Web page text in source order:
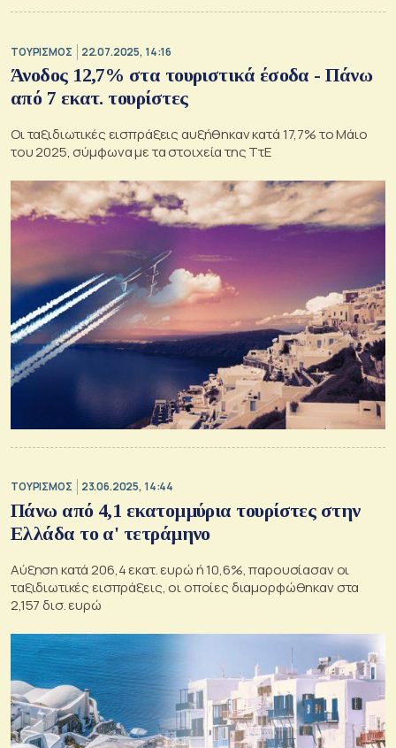
ΤΟΥΡΙΣΜΟΣ 22.07.2025, 14:16
Άνοδος 12,7% στα τουριστικά έσοδα - Πάνω
από 7 εκατ. τουρίστες
Oι ταξιδιωτικές εισπράξεις αυξήθηκαν κατά 17,7% το Μάιο
του 2025, σύμφωνα με τα στοιχεία της ΤτΕ
ΤΟΥΡΙΣΜΟΣ 23.06.2025, 14:44
Πάνω από 4,1 εκατομμύρια τουρίστες στην
Ελλάδα το α' τετράμηνο
Αύξηση κατά 206,4 εκατ. ευρώ ή 10,6%, παρουσίασαν οι
ταξιδιωτικές εισπράξεις, οι οποίες διαμορφώθηκαν στα
2,157 δισ. ευρώ